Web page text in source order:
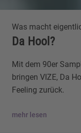
Was macht
Da Hool?
Mit dem 90er
bringen VIZE, Da
Feeling zurück.
mehr lesen